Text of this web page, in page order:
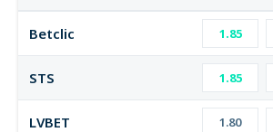
Betclic 1.85
STS 1.85
LVBET 1.80